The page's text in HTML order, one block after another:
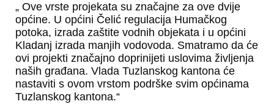
„ Ove vrste projekata su značajne za ove dvije
općine. U općini Čelić regulacija Humačkog
potoka, izrada zaštite vodnih objekata i u općini
Kladanj izrada manjih vodovoda. Smatramo da će
ovi projekti značajno doprinijeti uslovima življenja
naših građana. Vlada Tuzlanskog kantona će
nastaviti s ovom vrstom podrške svim općinama
Tuzlanskog kantona.“